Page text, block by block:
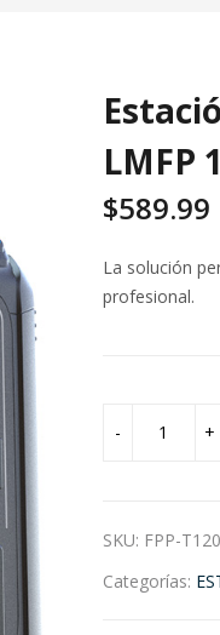
LMFP
$589.99
La solución
profesional.
SKU: FPP-
Categorías: